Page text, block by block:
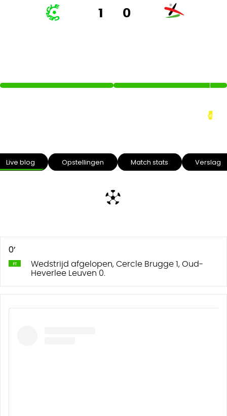
1 0
Intro text
Live blog Opstellingen Match stats Verslag
0’
Wedstrijd afgelopen, Cercle Brugge 1, Oud-
Heverlee Leuven 0.